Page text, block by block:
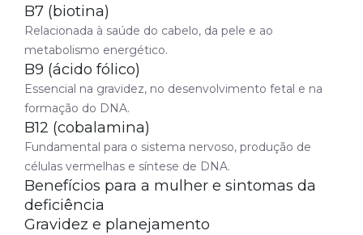
B7 (biotina)
Relacionada à saúde do cabelo, da pele e ao
metabolismo energético.
B9 (ácido fólico)
Essencial na gravidez, no desenvolvimento fetal e na
formação do DNA.
B12 (cobalamina)
Fundamental para o sistema nervoso, produção de
células vermelhas e síntese de DNA.
Benefícios para a mulher e sintomas da
deficiência
Gravidez e planejamento